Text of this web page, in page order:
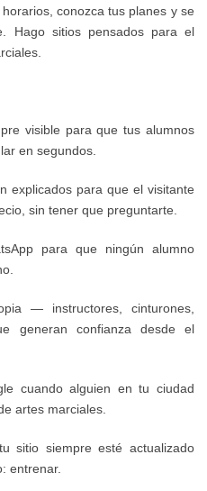
conozca tus planes y se
Hago sitios pensados para el
visible para que tus alumnos
en segundos.
explicados para que el visitante
sin tener que preguntarte.
para que ningún alumno
— instructores, cinturones,
generan confianza desde el
cuando alguien en tu ciudad
artes marciales.
sitio siempre esté actualizado
entrenar.